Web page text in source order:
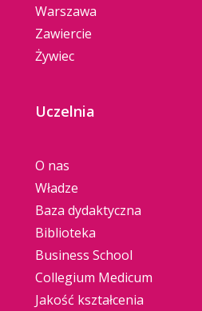
Warszawa
Zawiercie
Żywiec
Uczelnia
O nas
Władze
Baza dydaktyczna
Biblioteka
Business School
Collegium Medicum
Jakość kształcenia